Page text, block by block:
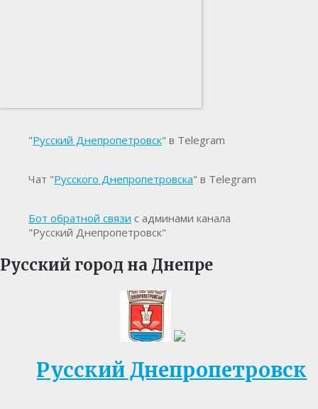
"Русский Днепропетровск" в Telegram
Чат "Русского Днепропетровска" в Telegram
Бот обратной связи с админами канала
"Русский Днепропетровск"
Русский город на Днепре
Русский Днепропетровск